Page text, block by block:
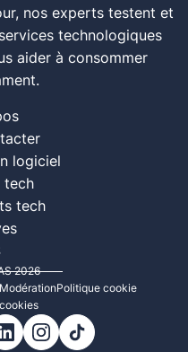
nos experts testent et
technologiques
aider à consommer
logiciel
tech
tech
2026
ModérationPolitique cookie